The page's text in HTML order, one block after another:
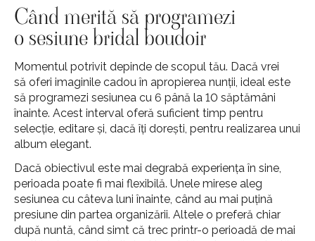
Când merită să programezi
o sesiune bridal boudoir
Momentul potrivit depinde de scopul tău. Dacă vrei
să oferi imaginile cadou în apropierea nunții, ideal este
să programezi sesiunea cu 6 până la 10 săptămâni
înainte. Acest interval oferă suficient timp pentru
selecție, editare și, dacă îți dorești, pentru realizarea unui
album elegant.
Dacă obiectivul este mai degrabă experiența în sine,
perioada poate fi mai flexibilă. Unele mirese aleg
sesiunea cu câteva luni înainte, când au mai puțină
presiune din partea organizării. Altele o preferă chiar
după nuntă, când simt că trec printr-o perioadă de mai